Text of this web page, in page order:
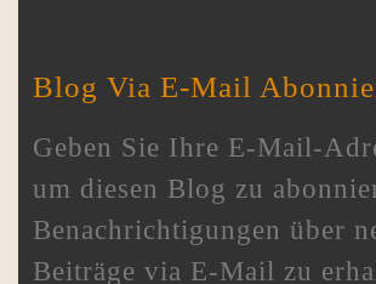
Blog Via E-Mail
Geben Sie Ihre E-Mail-
um diesen Blog zu
Benachrichtigungen über
Beiträge via E-Mail zu